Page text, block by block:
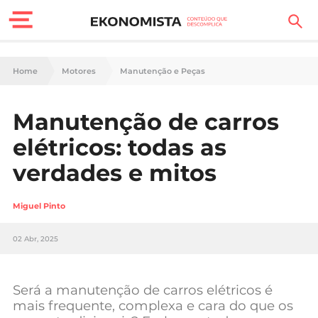
Finanças Pessoais
Carreira
Casa
Lifestyle
Sociedade
Negócios
Home Motores Manutenção e Peças
Manutenção de carros
elétricos: todas as
verdades e mitos
Miguel Pinto
02 Abr, 2025
Será a manutenção de carros elétricos é
mais frequente, complexa e cara do que os